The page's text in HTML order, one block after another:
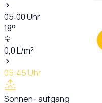
05:00Uhr
18°
0,0L/m²
05:45Uhr
Sonnen- aufgang